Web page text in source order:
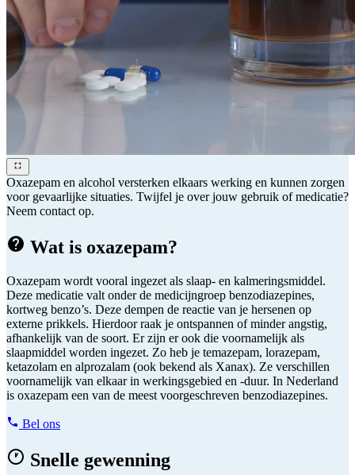
Oxazepam en alcohol versterken elkaars werking en kunnen zorgen
voor gevaarlijke situaties. Twijfel je over jouw gebruik of medicatie?
Neem contact op.
Wat is oxazepam?
Oxazepam wordt vooral ingezet als slaap- en kalmeringsmiddel.
Deze medicatie valt onder de medicijngroep benzodiazepines,
kortweg benzo’s. Deze dempen de reactie van je hersenen op
externe prikkels. Hierdoor raak je ontspannen of minder angstig,
afhankelijk van de soort. Er zijn er ook die voornamelijk als
slaapmiddel worden ingezet. Zo heb je temazepam, lorazepam,
ketazolam en alprozalam (ook bekend als Xanax). Ze verschillen
voornamelijk van elkaar in werkingsgebied en -duur. In Nederland
is oxazepam een van de meest voorgeschreven benzodiazepines.
Bel ons
Snelle gewenning